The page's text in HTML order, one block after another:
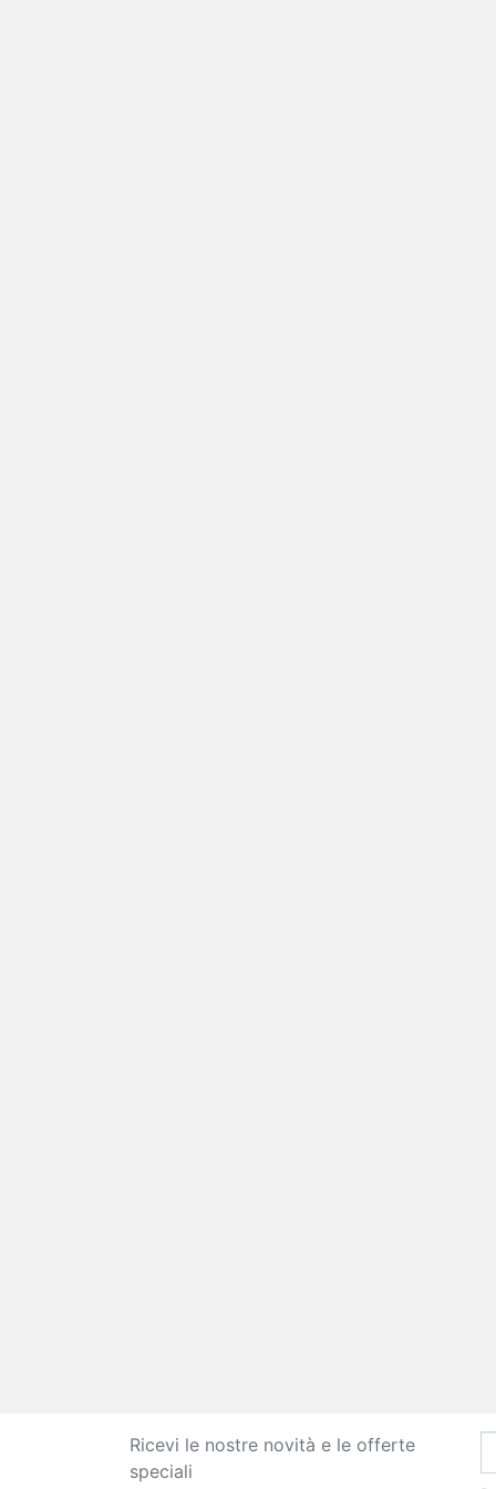
Ricevi le nostre novità e le offerte
speciali